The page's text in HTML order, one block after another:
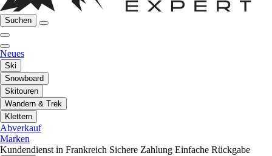
Suchen
Neues
Ski
Snowboard
Skitouren
Wandern & Trek
Klettern
Abverkauf
Marken
Kundendienst in Frankreich Sichere Zahlung Einfache Rückgabe